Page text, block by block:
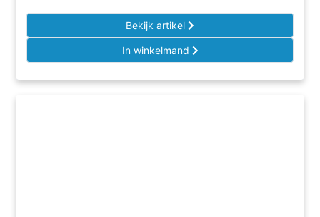
Bekijk artikel
In winkelmand